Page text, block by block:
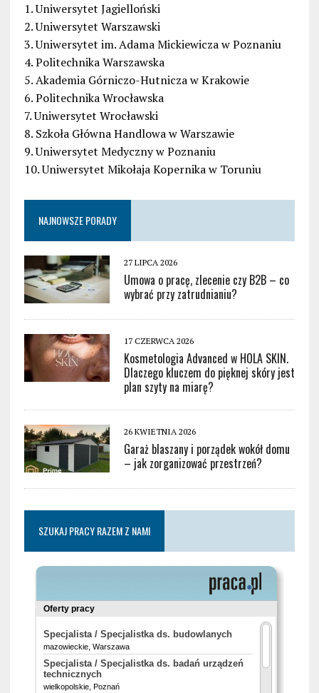
1. Uniwersytet Jagielloński
2. Uniwersytet Warszawski
3. Uniwersytet im. Adama Mickiewicza w Poznaniu
4. Politechnika Warszawska
5. Akademia Górniczo-Hutnicza w Krakowie
6. Politechnika Wrocławska
7. Uniwersytet Wrocławski
8. Szkoła Główna Handlowa w Warszawie
9. Uniwersytet Medyczny w Poznaniu
10. Uniwersytet Mikołaja Kopernika w Toruniu
NAJNOWSZE PORADY
27 LIPCA 2026
Umowa o pracę, zlecenie czy B2B – co
wybrać przy zatrudnianiu?
17 CZERWCA 2026
Kosmetologia Advanced w HOLA SKIN.
Dlaczego kluczem do pięknej skóry jest
plan szyty na miarę?
26 KWIETNIA 2026
Garaż blaszany i porządek wokół domu
– jak zorganizować przestrzeń?
SZUKAJ PRACY RAZEM Z NAMI